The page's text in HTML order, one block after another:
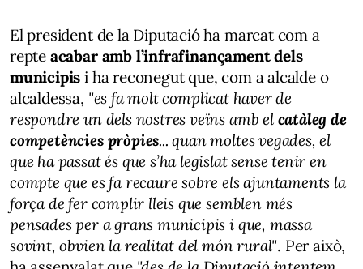
El president de la Diputació ha marcat com a
repte acabar amb l’infrafinançament dels
municipis i ha reconegut que, com a alcalde o
alcaldessa, "es fa molt complicat haver de
respondre un dels nostres veïns amb el catàleg de
competències pròpies... quan moltes vegades, el
que ha passat és que s’ha legislat sense tenir en
compte que es fa recaure sobre els ajuntaments la
força de fer complir lleis que semblen més
pensades per a grans municipis i que, massa
sovint, obvien la realitat del món rural". Per això,